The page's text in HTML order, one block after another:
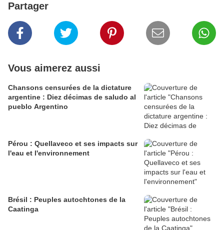
Partager
Vous aimerez aussi
Chansons censurées de la dictature
argentine : Diez décimas de saludo al
pueblo Argentino
Pérou : Quellaveco et ses impacts sur
l'eau et l'environnement
Brésil : Peuples autochtones de la
Caatinga